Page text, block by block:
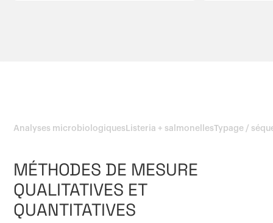
Analyses microbiologiques Listeria + salmonellesTypage /
MÉTHODES DE MESURE
QUALITATIVES ET
QUANTITATIVES